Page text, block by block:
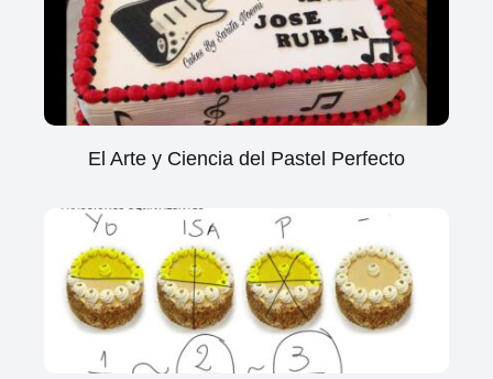
El Arte y Ciencia del Pastel Perfecto